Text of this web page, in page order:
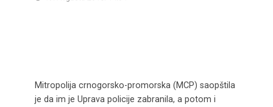
Mitropolija crnogorsko-promorska (MCP) saopštila
je da im je Uprava policije zabranila, a potom i